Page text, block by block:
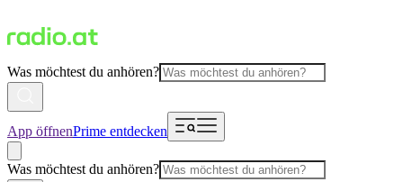
Was möchtest du anhören?
App öffnenPrime entdecken
Was möchtest du anhören?